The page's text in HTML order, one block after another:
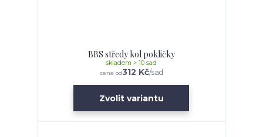
BBS středy kol pokličky
cena od312 Kč/sad
skladem > 10 sad
Zvolit variantu